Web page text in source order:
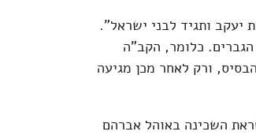
ותגיד לבני ישראל".
כלומר, הקב"ה
ורק לאחר מכן מגיעה
השכינה באוהל אברהם